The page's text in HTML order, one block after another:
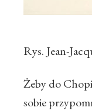
Rys. Jean-
Żeby do
sobie